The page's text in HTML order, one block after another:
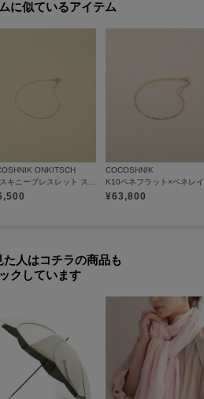
き、お近くの直営店へお持込下さい。
やお受けできない場合もございます。
扱いショップ検索でご確認お願い致しま
意点】
ている洗濯ネーム・注意下げ札をご確認く
商品着荷後の返品も可能です。（ただし
）
数点カートに入れた場合、カートグルー
に似ているアイテム
ONKITSCH
K10スキニーブレスレット スクリューツイスト
COCOSHNIK
¥63,800
た人はコチラの商品も
クしています